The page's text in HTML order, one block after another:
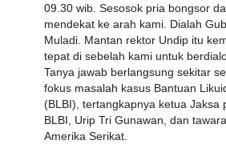
09.30 wib. Sesosok pria bongsor
mendekat ke arah kami. Dialah
Muladi. Mantan rektor Undip itu
tepat di sebelah kami untuk
Tanya jawab berlangsung sekitar
fokus masalah kasus Bantuan
(BLBI), tertangkapnya ketua Jaksa
BLBI, Urip Tri Gunawan, dan
Amerika Serikat.